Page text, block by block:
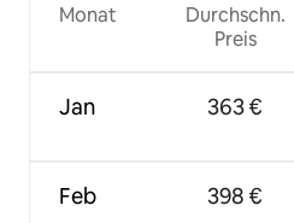
Monat
Jan
Feb
Durchschn.
Preis
363 €
398 €